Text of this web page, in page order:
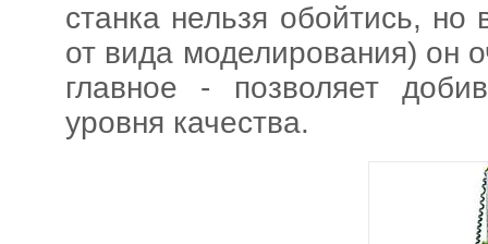
станка нельзя обойтись, но
от вида моделирования) он
главное - позволяет
уровня качества.